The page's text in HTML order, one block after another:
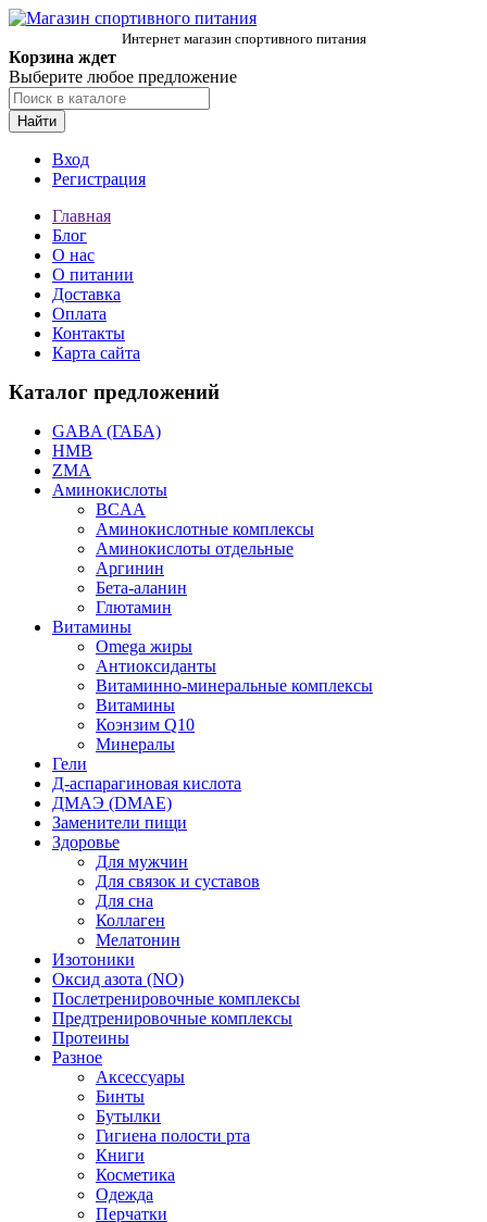
Интернет магазин спортивного питания
Корзина ждет
Выберите любое предложение
Найти
Вход
Регистрация
Главная
Блог
О нас
О питании
Доставка
Оплата
Контакты
Карта сайта
Каталог предложений
GABA (ГАБА)
HMB
ZMA
Аминокислоты
BCAA
Аминокислотные комплексы
Аминокислоты отдельные
Аргинин
Бета-аланин
Глютамин
Витамины
Omega жиры
Антиоксиданты
Витаминно-минеральные комплексы
Витамины
Коэнзим Q10
Минералы
Гели
Д-аспарагиновая кислота
ДМАЭ (DMAE)
Заменители пищи
Здоровье
Для мужчин
Для связок и суставов
Для сна
Коллаген
Мелатонин
Изотоники
Оксид азота (NO)
Послетренировочные комплексы
Предтренировочные комплексы
Протеины
Разное
Аксессуары
Бинты
Бутылки
Гигиена полости рта
Книги
Косметика
Одежда
Перчатки